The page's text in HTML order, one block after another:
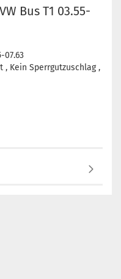
Bus T1 03.55-
07.63
Kein Sperrgutzuschlag ,